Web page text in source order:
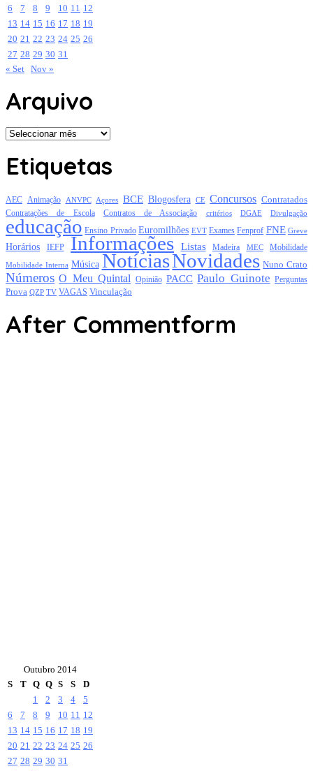
6
7 8 9 10 11 12
13 14 15 16 17 18 19
20 21 22 23 24 25 26
27 28 29 30 31
« Set Nov »
Arquivo
Arquivo
Etiquetas
AEC Animação ANVPC Açores BCE Blogosfera CE Concursos Contratados
Contratações de Escola Contratos de Associação critérios DGAE Divulgação
educação Ensino Privado Euromilhões EVT Exames Fenprof FNE Greve
Horários IEFP Informações Listas Madeira MEC Mobilidade
Mobilidade Interna Música NotíciasNovidades Nuno Crato
Números O Meu Quintal Opinião PACC Paulo Guinote Perguntas
Prova QZP TV VAGAS Vinculação
After Commentform
Outubro 2014
S
T Q Q S S
D
1
2 3 4
5
6
7 8 9 10 11 12
13 14 15 16 17 18 19
20 21 22 23 24 25 26
27 28 29 30 31